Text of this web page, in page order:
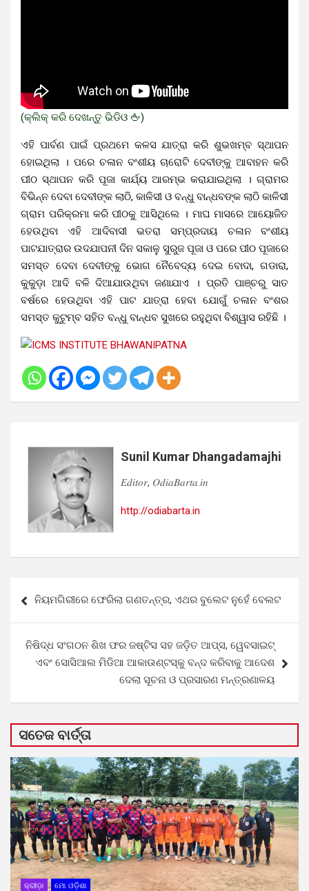
(କ୍ଲିକ୍ କରି ଦେଖନ୍ତୁ ଭିଡିଓ 🖕)
ଏହି ପାର୍ବଣ ପାଇଁ ପ୍ରଥମେ କଳସ ଯାତ୍ରା କରି ଶୁଭଖମ୍ବ ସ୍ଥାପନ
ହୋଇଥିଲା । ପରେ ଚଳାନ ବଂଶୀୟ ଚାରୋଟି ଦେବୀଙ୍କୁ ଆବାହନ କରି
ପୀଠ ସ୍ଥାପନ କରି ପୂଜା କାର୍ଯ୍ୟ ଆରମ୍ଭ କରାଯାଇଥିଲା । ଗ୍ରାମର
ବିଭିନ୍ନ ଦେବା ଦେବୀଙ୍କ ଲାଠି, କାଳିସୀ ଓ ବନ୍ଧୁ ବାନ୍ଧବଙ୍କ ଲାଠି କାଳିସୀ
ଗ୍ରାମ ପରିକ୍ରମା କରି ପୀଠକୁ ଆସିଥିଲେ । ମାଘ ମାସରେ ଆୟୋଜିତ
ହେଉଥିବା ଏହି ଆଦିବାସୀ ଭତରା ସମ୍ପ୍ରଦାୟ ଚଳାନ ବଂଶୀୟ
ପାଟଯାତ୍ରାର ଉଦଯାପନୀ ଦିନ ସକାଳୁ ସୁରୁଜ ପୂଜା ଓ ପରେ ପୀଠ ପୂଜାରେ
ସମସ୍ତ ଦେବା ଦେବୀଙ୍କୁ ଭୋଗ ନୈବେଦ୍ୟ ଦେଇ ବୋଦା, ଗଡାରା,
କୁକୁଡ଼ା ଆଦି ବଳି ଦିଆଯାଉଥିବା ଜଣାଯାଏ । ପ୍ରତି ପାଞ୍ଚରୁ ସାତ
ବର୍ଷରେ ହେଉଥିବା ଏହି ପାଟ ଯାତ୍ରା ହେବା ଯୋଗୁଁ ଚଳାନ ବଂଶର
ସମସ୍ତ କୁଟୁମ୍ବ ସହିତ ବନ୍ଧୁ ବାନ୍ଧବ ସୁଖରେ ରହୁଥିବା ବିଶ୍ୱାସ ରହିଛି ।
Sunil Kumar Dhangadamajhi
𝐸𝑑𝑖𝑡𝑜𝑟, 𝑂𝑑𝑖𝑎𝐵𝑎𝑟𝑡𝑎.𝑖𝑛
http://odiabarta.in
navigation
ନିୟମଗିରୀରେ ଫେରିଲା ଗଣତନ୍ତ୍ର, ଏଥର ବୁଲେଟ ନୁହେଁ ବେଲଟ
ନିଷିଦ୍ଧ ସଂଗଠନ ଶିଖ ଫର ଜଷ୍ଟିସ ସହ ଜଡ଼ିତ ଆପ୍ସ, ୱେବସାଇଟ୍‌
ଏବଂ ସୋସିଆଲ ମିଡିଆ ଆକାଉଣ୍ଟସ୍‌କୁ ବନ୍ଦ କରିବାକୁ ଆଦେଶ
ଦେଲା ସୂଚନା ଓ ପ୍ରସାରଣ ମନ୍ତ୍ରଣାଳୟ
ସତେଜ ବାର୍ତ୍ତା
କ୍ରୀଡ଼ା ମୋ ଓଡ଼ିଶା